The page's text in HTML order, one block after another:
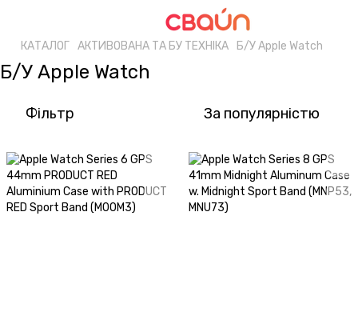
КАТАЛОГ АКТИВОВАНА ТА БУ ТЕХНІКА Б/У Apple Watch
Б/У Apple Watch
Фільтр За популярністю